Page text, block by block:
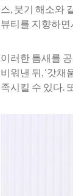
스, 붓기 해소와
뷰티를 지향하
이러한 틈새를
비워낸 뒤, ‘갓
족시킬 수 있다.